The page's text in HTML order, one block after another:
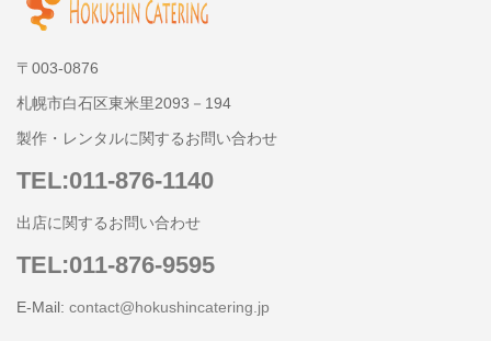
〒003-0876
札幌市白石区東米里2093－194
製作・レンタルに関するお問い合わせ
TEL:011-876-1140
出店に関するお問い合わせ
TEL:011-876-9595
E-Mail: contact@hokushincatering.jp